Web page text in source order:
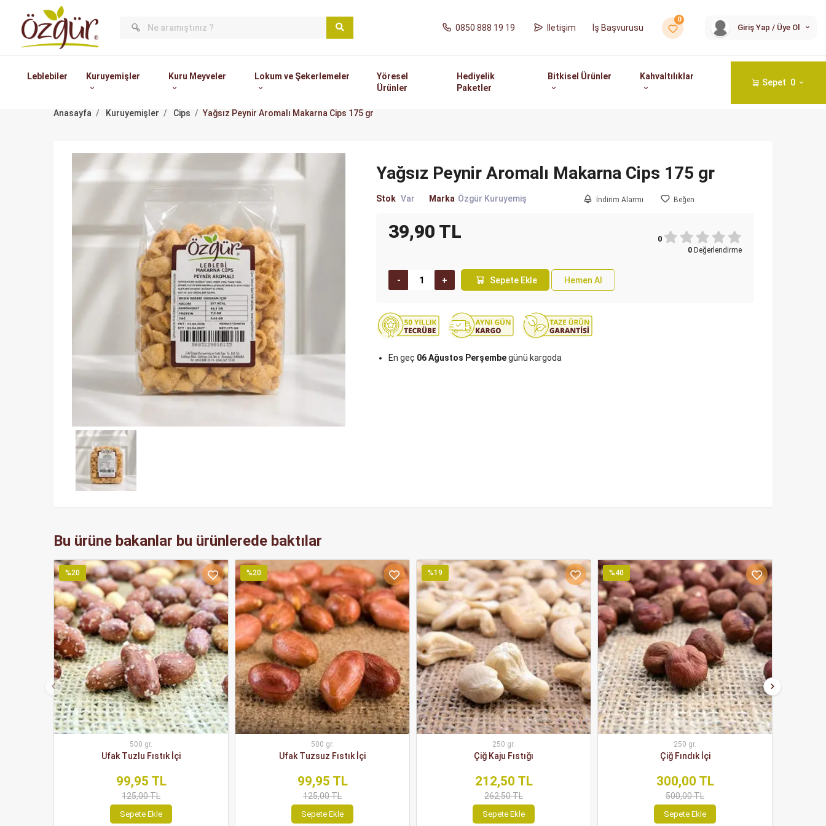
0850 888 19 19 İletişim İş Başvurusu
0
Giriş Yap / Üye Ol
Leblebiler Kuruyemişler Kuru Meyveler Lokum ve Şekerlemeler
Yöresel
Ürünler
Hediyelik
Paketler
Bitkisel Ürünler Kahvaltılıklar
Sepet 0
Anasayfa Kuruyemişler Cips Yağsız Peynir Aromalı Makarna Cips 175 gr
Yağsız Peynir Aromalı Makarna Cips 175 gr
Stok Var Marka Özgür Kuruyemiş İndirim Alarmı Beğen
39,90 TL 0
0 Değerlendirme
Sepete Ekle Hemen Al
En geç 06 Ağustos Perşembegünü kargoda
Bu ürüne bakanlar bu ürünlerede baktılar
%20
500 gr.
Ufak Tuzlu Fıstık İçi
99,95 TL
125,00 TL
Sepete Ekle
%20
500 gr.
Ufak Tuzsuz Fıstık İçi
99,95 TL
125,00 TL
Sepete Ekle
%19
250 gr.
Çiğ Kaju Fıstığı
212,50 TL
262,50 TL
Sepete Ekle
%40
250 gr.
Çiğ Fındık İçi
300,00 TL
500,00 TL
Sepete Ekle